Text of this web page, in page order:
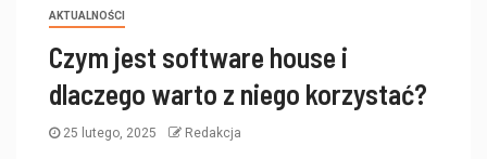
AKTUALNOŚCI
Czym jest software house i
dlaczego warto z niego korzystać?
25 lutego, 2025 Redakcja